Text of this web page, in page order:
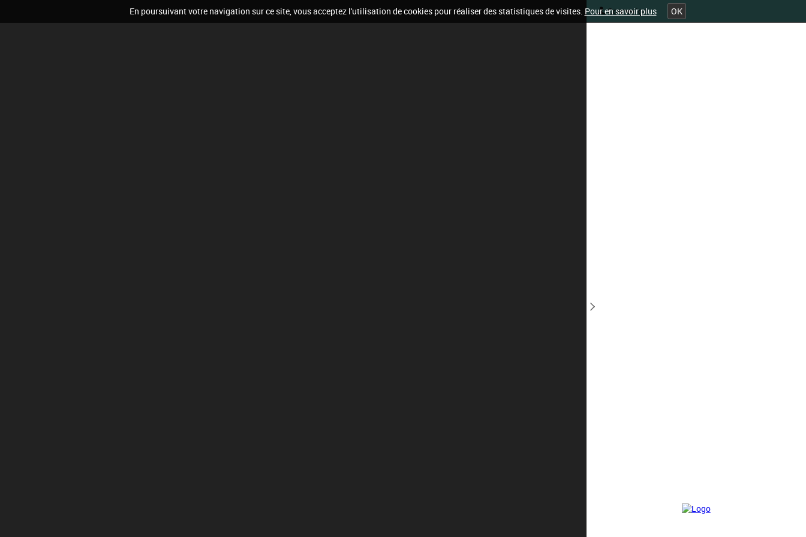
En poursuivant votre navigation sur ce site, vous acceptez l'utilisation de cookies pour réaliser des statistiques de visites. Pour en savoir plus OK
Connexion